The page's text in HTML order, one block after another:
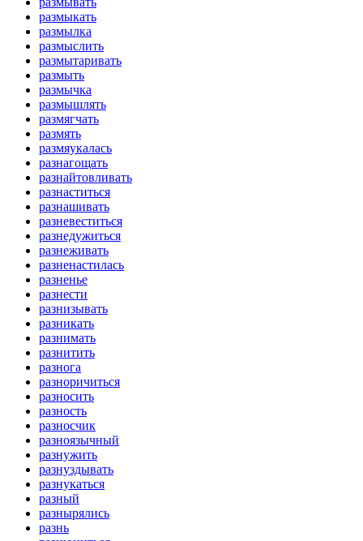
размыкать
размылка
размыслить
размытаривать
размыть
размычка
размышлять
размягчать
размять
размяукалась
разнагощать
разнайтовливать
разнаститься
разнашивать
разневеститься
разнедужиться
разнеживать
разненастилась
разненье
разнести
разнизывать
разникать
разнимать
разнитить
разнога
разноричиться
разносить
разность
разносчик
разноязычный
разнужить
разнуздывать
разнукаться
разный
разнырялись
разнь